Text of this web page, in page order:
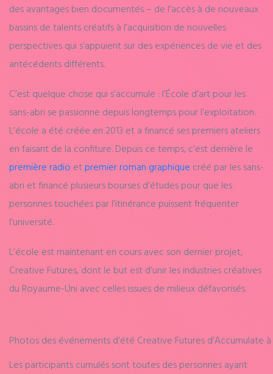
des avantages bien documentés – de l’accès à de nouveaux
bassins de talents créatifs à l’acquisition de nouvelles
perspectives qui s’appuient sur des expériences de vie et des
antécédents différents.
C’est quelque chose qui s’accumule : l’École d’art pour les
sans-abri se passionne depuis longtemps pour l’exploitation.
L’école a été créée en 2013 et a financé ses premiers ateliers
en faisant de la confiture. Depuis ce temps, c’est derrière le
première radio etpremier roman graphique créé par les sans-
abri et financé plusieurs bourses d’études pour que les
personnes touchées par l’itinérance puissent fréquenter
l’université.
L’école est maintenant en cours avec son dernier projet,
Creative Futures, dont le but est d’unir les industries créatives
du Royaume-Uni avec celles issues de milieux défavorisés.
Photos des événements d’été Creative Futures d’Accumulate
Les participants cumulés sont toutes des personnes ayant